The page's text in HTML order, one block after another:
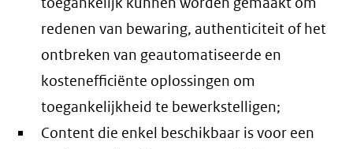
redenen van bewaring, authenticiteit of het
ontbreken van geautomatiseerde en
kostenefficiënte oplossingen om
toegankelijkheid te bewerkstelligen;
Content die enkel beschikbaar is voor een